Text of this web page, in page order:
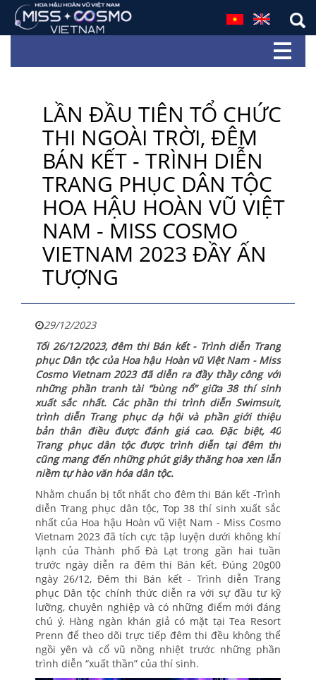
LẦN ĐẦU TIÊN TỔ CHỨC
THI NGOÀI TRỜI, ĐÊM
BÁN KẾT - TRÌNH DIỄN
TRANG PHỤC DÂN TỘC
HOA HẬU HOÀN VŨ VIỆT
NAM - MISS COSMO
VIETNAM 2023 ĐẦY ẤN
TƯỢNG
29/12/2023
Tối 26/12/2023, đêm thi Bán kết - Trình diễn Trang
phục Dân tộc của Hoa hậu Hoàn vũ Việt Nam - Miss
Cosmo Vietnam 2023 đã diễn ra đầy thầy công với
những phần tranh tài “bùng nổ” giữa 38 thí sinh
xuất sắc nhất. Các phần thi trình diễn Swimsuit,
trình diễn Trang phục dạ hội và phần giới thiệu
bản thân điều được đánh giá cao. Đặc biệt, 40
Trang phục dân tộc được trình diễn tại đêm thi
cũng mang đến những phút giây thăng hoa xen lẫn
niềm tự hào văn hóa dân tộc.
Nhằm chuẩn bị tốt nhất cho đêm thi Bán kết -Trình
diễn Trang phục dân tộc, Top 38 thí sinh xuất sắc
nhất của Hoa hậu Hoàn vũ Việt Nam - Miss Cosmo
Vietnam 2023 đã tích cực tập luyện dưới không khí
lạnh của Thành phố Đà Lạt trong gần hai tuần
trước ngày diễn ra đêm thi Bán kết. Đúng 20g00
ngày 26/12, Đêm thi Bán kết - Trình diễn Trang
phục Dân tộc chính thức diễn ra với sự đầu tư kỹ
lưỡng, chuyên nghiệp và có những điểm mới đáng
chú ý. Hàng ngàn khán giả có mặt tại Tea Resort
Prenn để theo dõi trực tiếp đêm thi đều không thể
ngồi yên và cổ vũ nồng nhiệt trước những phần
trình diễn “xuất thần” của thí sinh.